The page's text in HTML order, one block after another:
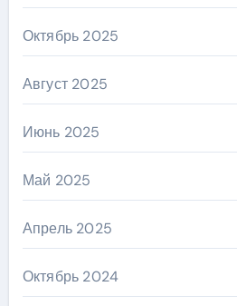
Октябрь 2025
Август 2025
Июнь 2025
Май 2025
Апрель 2025
Октябрь 2024